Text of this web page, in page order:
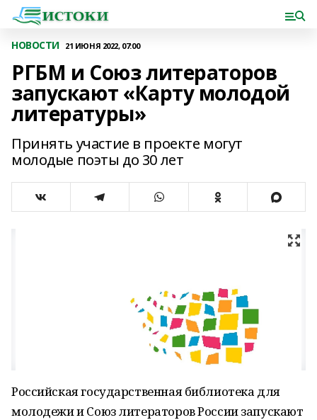
НОВОСТИ 21 ИЮНЯ 2022, 07:00
РГБМ и Союз литераторов
запускают «Карту молодой
литературы»
Принять участие в проекте могут
молодые поэты до 30 лет
Российская государственная библиотека для
молодежи и Союз литераторов России запускают